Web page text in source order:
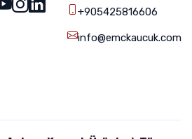
+905425816606
info@emckaucuk.com